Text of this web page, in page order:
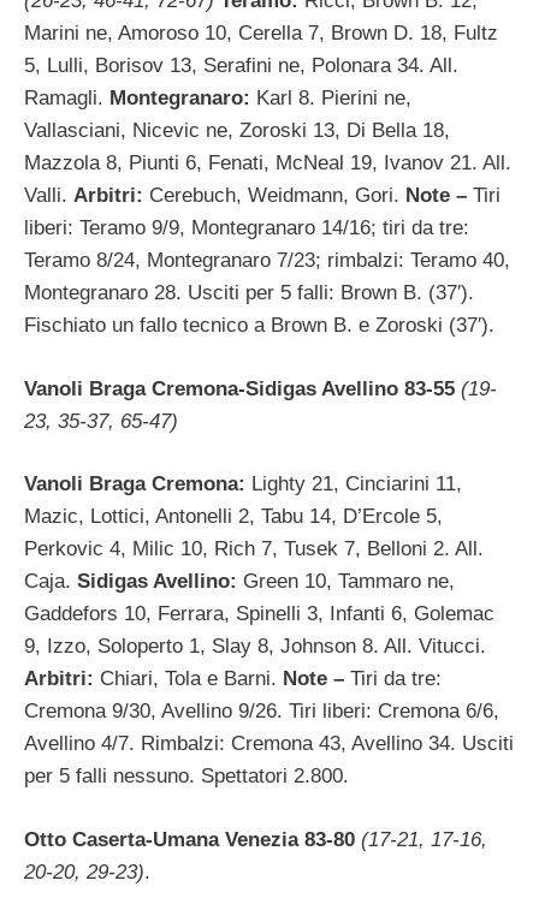
Marini ne, Amoroso 10, Cerella 7, Brown D. 18, Fultz
5, Lulli, Borisov 13, Serafini ne, Polonara 34. All.
Ramagli. Montegranaro: Karl 8. Pierini ne,
Vallasciani, Nicevic ne, Zoroski 13, Di Bella 18,
Mazzola 8, Piunti 6, Fenati, McNeal 19, Ivanov 21. All.
Valli. Arbitri: Cerebuch, Weidmann, Gori. Note – Tiri
liberi: Teramo 9/9, Montegranaro 14/16; tiri da tre:
Teramo 8/24, Montegranaro 7/23; rimbalzi: Teramo 40,
Montegranaro 28. Usciti per 5 falli: Brown B. (37′).
Fischiato un fallo tecnico a Brown B. e Zoroski (37′).
Vanoli Braga Cremona-Sidigas Avellino 83-55 (19-
23, 35-37, 65-47)
Vanoli Braga Cremona: Lighty 21, Cinciarini 11,
Mazic, Lottici, Antonelli 2, Tabu 14, D’Ercole 5,
Perkovic 4, Milic 10, Rich 7, Tusek 7, Belloni 2. All.
Caja. Sidigas Avellino: Green 10, Tammaro ne,
Gaddefors 10, Ferrara, Spinelli 3, Infanti 6, Golemac
9, Izzo, Soloperto 1, Slay 8, Johnson 8. All. Vitucci.
Arbitri: Chiari, Tola e Barni. Note – Tiri da tre:
Cremona 9/30, Avellino 9/26. Tiri liberi: Cremona 6/6,
Avellino 4/7. Rimbalzi: Cremona 43, Avellino 34. Usciti
per 5 falli nessuno. Spettatori 2.800.
Otto Caserta-Umana Venezia 83-80 (17-21, 17-16,
20-20, 29-23).